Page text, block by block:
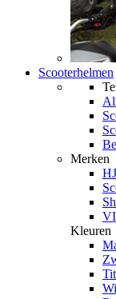
Scooterhelmen
Merken
Kleuren